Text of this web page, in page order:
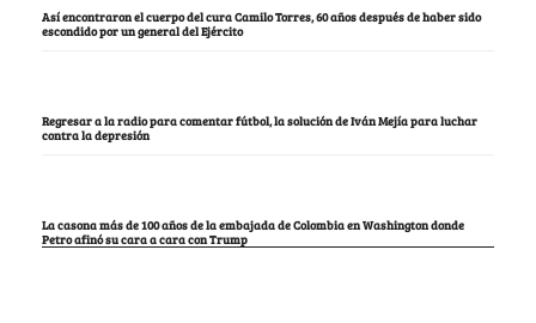
Así encontraron el cuerpo del cura Camilo Torres, 60 años después de haber sido
escondido por un general del Ejército
Regresar a la radio para comentar fútbol, la solución de Iván Mejía para luchar
contra la depresión
La casona más de 100 años de la embajada de Colombia en Washington donde
Petro afinó su cara a cara con Trump